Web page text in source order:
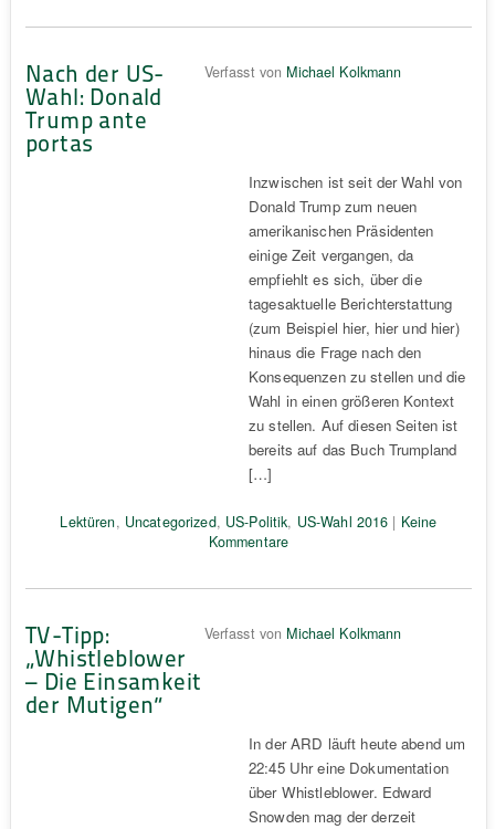
Nach der US-
Wahl: Donald
Trump ante
portas
Verfasst von Michael Kolkmann
Inzwischen ist seit der Wahl von
Donald Trump zum neuen
amerikanischen Präsidenten
einige Zeit vergangen, da
empfiehlt es sich, über die
tagesaktuelle Berichterstattung
(zum Beispiel hier, hier und hier)
hinaus die Frage nach den
Konsequenzen zu stellen und die
Wahl in einen größeren Kontext
zu stellen. Auf diesen Seiten ist
bereits auf das Buch Trumpland
[…]
Lektüren, Uncategorized, US-Politik, US-Wahl 2016 | Keine
Kommentare
TV-Tipp:
„Whistleblower
– Die Einsamkeit
der Mutigen“
Verfasst von Michael Kolkmann
In der ARD läuft heute abend um
22:45 Uhr eine Dokumentation
über Whistleblower. Edward
Snowden mag der derzeit